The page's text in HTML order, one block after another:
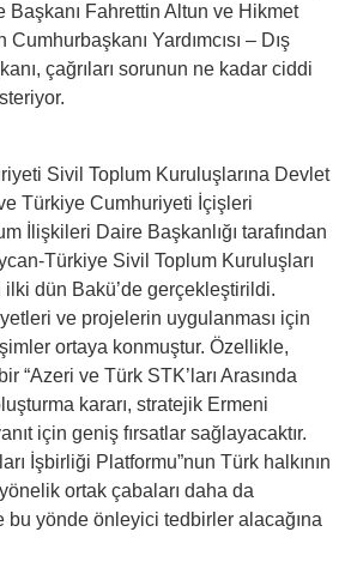
Başkanı Fahrettin Altun ve Hikmet
Yardımcısı – Dış
çağrıları sorunun ne kadar ciddi
Sivil Toplum Kuruluşlarına Devlet
Türkiye Cumhuriyeti İçişleri
İlişkileri Daire Başkanlığı tarafından
Türkiye Sivil Toplum Kuruluşları
ilki dün Bakü’de gerçekleştirildi.
ve projelerin uygulanması için
ortaya konmuştur. Özellikle,
“Azeri ve Türk STK’ları Arasında
kararı, stratejik Ermeni
için geniş fırsatlar sağlayacaktır.
İşbirliği Platformu”nun Türk halkının
ortak çabaları daha da
yönde önleyici tedbirler alacağına